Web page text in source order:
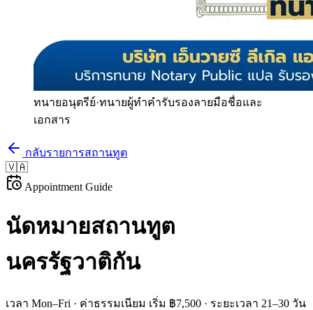
ทนายอนุตรีย์·ทนายผู้ทำคำรับรองลายมือชื่อและ
เอกสาร
กลับรายการสถานทูต
🇻🇦
Appointment Guide
นัดหมายสถานทูต
นครรัฐวาติกัน
เวลา Mon–Fri · ค่าธรรมเนียม เริ่ม ฿7,500 · ระยะเวลา 21–30 วัน